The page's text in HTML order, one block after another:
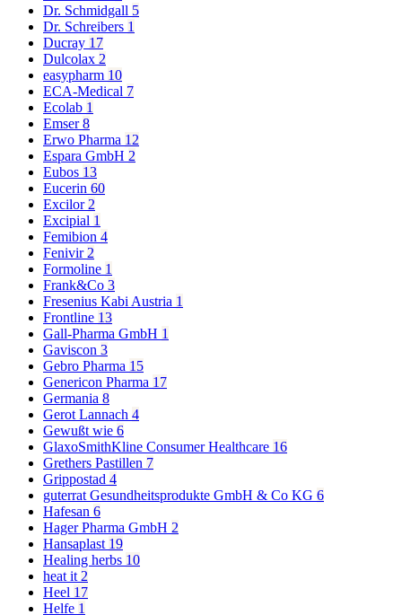
Dr. Schmidgall 5
Dr. Schreibers 1
Ducray 17
Dulcolax 2
easypharm 10
ECA-Medical 7
Ecolab 1
Emser8
Erwo Pharma 12
Espara GmbH 2
Eubos 13
Eucerin 60
Excilor2
Excipial 1
Femibion 4
Fenivir2
Formoline 1
Frank&Co 3
Fresenius Kabi Austria 1
Frontline 13
Gall-Pharma GmbH 1
Gaviscon 3
Gebro Pharma 15
Genericon Pharma 17
Germania 8
Gerot Lannach 4
Gewußt wie 6
GlaxoSmithKline Consumer Healthcare 16
Grethers Pastillen 7
Grippostad 4
guterrat Gesundheitsprodukte GmbH & Co KG 6
Hafesan 6
Hager Pharma GmbH 2
Hansaplast 19
Healing herbs 10
heat it2
Heel 17
Helfe 1